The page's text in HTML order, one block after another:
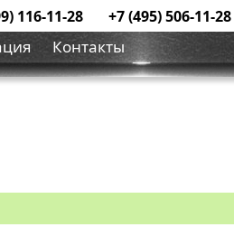
116-11-28 +7 (495) 506-11-28
Контакты